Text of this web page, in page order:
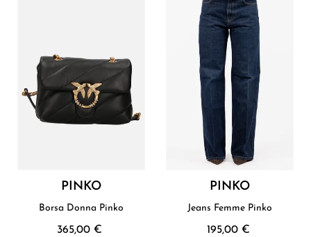
PINKO
Borsa Donna Pinko
365,00 €
PINKO
Jeans Femme Pinko
195,00 €